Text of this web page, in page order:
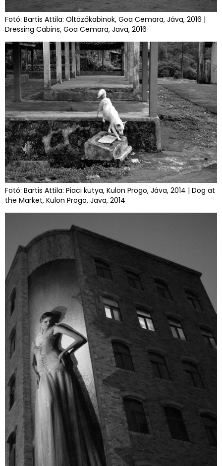
Fotó: Bartis Attila: Öltözőkabinok, Goa Cemara, Jáva, 2016 |
Dressing Cabins, Goa Cemara, Java, 2016
Fotó: Bartis Attila: Piaci kutya, Kulon Progo, Jáva, 2014 | Dog at
the Market, Kulon Progo, Java, 2014